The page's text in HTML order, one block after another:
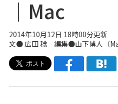
｜Mac
2014年10月12日 18時00分更新
文● 広田 稔 編集●山下博人（